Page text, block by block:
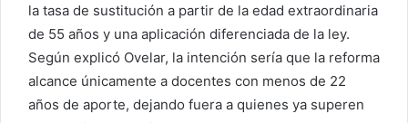
la tasa de sustitución a partir de la edad extraordinaria
de 55 años y una aplicación diferenciada de la ley.
Según explicó Ovelar, la intención sería que la reforma
alcance únicamente a docentes con menos de 22
años de aporte, dejando fuera a quienes ya superen